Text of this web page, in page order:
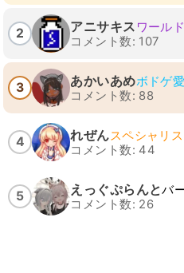
2 アニサキス ワール
コメント数: 107
3 あかいあめボドゲ
コメント数: 88
4 れぜんスペシャリス
コメント数: 44
5 えっぐぷらんとバ
コメント数: 26